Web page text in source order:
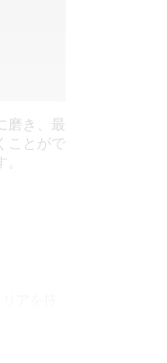
磨き、最
ことがで
アを持
で解決